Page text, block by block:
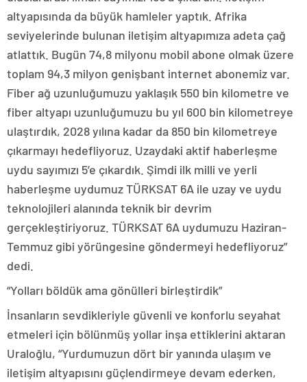
altyapısında da büyük hamleler yaptık. Afrika
seviyelerinde bulunan iletişim altyapımıza adeta çağ
atlattık. Bugün 74,8 milyonu mobil abone olmak üzere
toplam 94,3 milyon genişbant internet abonemiz var.
Fiber ağ uzunluğumuzu yaklaşık 550 bin kilometre ve
fiber altyapı uzunluğumuzu bu yıl 600 bin kilometreye
ulaştırdık, 2028 yılına kadar da 850 bin kilometreye
çıkarmayı hedefliyoruz. Uzaydaki aktif haberleşme
uydu sayımızı 5’e çıkardık. Şimdi ilk milli ve yerli
haberleşme uydumuz TÜRKSAT 6A ile uzay ve uydu
teknolojileri alanında teknik bir devrim
gerçekleştiriyoruz. TÜRKSAT 6A uydumuzu Haziran-
Temmuz gibi yörüngesine göndermeyi hedefliyoruz”
dedi.
“Yolları böldük ama gönülleri birleştirdik”
İnsanların sevdikleriyle güvenli ve konforlu seyahat
etmeleri için bölünmüş yollar inşa ettiklerini aktaran
Uraloğlu, “Yurdumuzun dört bir yanında ulaşım ve
iletişim altyapısını güçlendirmeye devam ederken,